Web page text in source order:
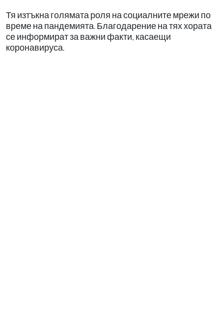
Тя изтъкна голямата роля на социалните мрежи по
време на пандемията. Благодарение на тях хората
се информират за важни факти, касаещи
коронавируса.